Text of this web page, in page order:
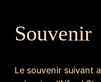
Souvenir
Le souvenir suivant